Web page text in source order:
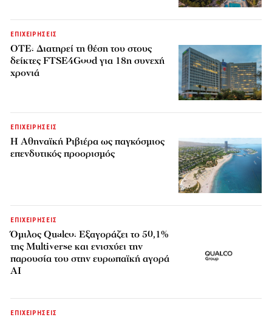
ΕΠΙΧΕΙΡΗΣΕΙΣ
ΟΤΕ: Διατηρεί τη θέση του στους
δείκτες FTSE4Good για 18η συνεχή
χρονιά
ΕΠΙΧΕΙΡΗΣΕΙΣ
Η Αθηναϊκή Ριβιέρα ως παγκόσμιος
επενδυτικός προορισμός
ΕΠΙΧΕΙΡΗΣΕΙΣ
Όμιλος Qualco: Εξαγοράζει το 50,1%
της Multiverse και ενισχύει την
παρουσία του στην ευρωπαϊκή αγορά
AI
ΕΠΙΧΕΙΡΗΣΕΙΣ